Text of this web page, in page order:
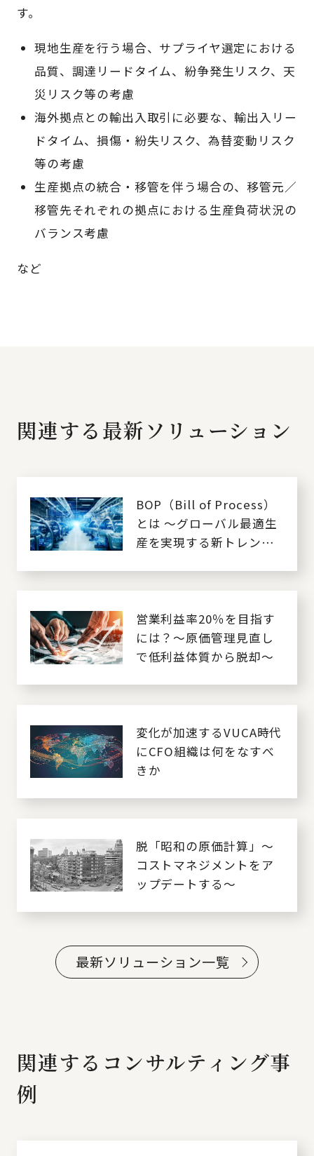
す。
現地生産を行う場合、サプライヤ選定における
品質、調達リードタイム、紛争発生リスク、天
災リスク等の考慮
海外拠点との輸出入取引に必要な、輸出入リー
ドタイム、損傷・紛失リスク、為替変動リスク
等の考慮
生産拠点の統合・移管を伴う場合の、移管元／
移管先それぞれの拠点における生産負荷状況の
バランス考慮
など
関連する最新ソリューション
BOP（Bill of Process）
とは ～グローバル最適生
産を実現する新トレンド
営業利益率20％を目指す
には？～原価管理見直し
で低利益体質から脱却～
変化が加速するVUCA時代
にCFO組織は何をなすべ
きか
脱「昭和の原価計算」～
コストマネジメントをア
ップデートする～
最新ソリューション一覧
関連するコンサルティング事
例